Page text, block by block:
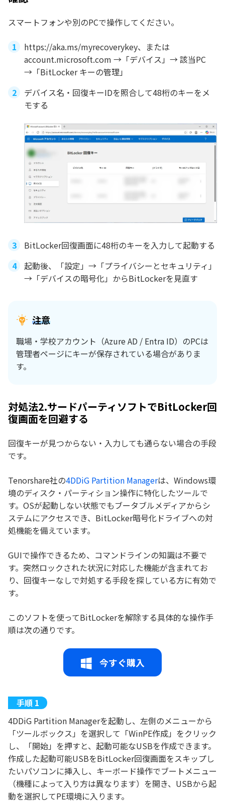
スマートフォンや別のPCで操作してください。
https://aka.ms/myrecoverykey、または
account.microsoft.com →「デバイス」→ 該当PC
→「BitLocker キーの管理」
デバイス名・回復キーIDを照合して48桁のキーをメ
モする
BitLocker回復画面に48桁のキーを入力して起動する
起動後、「設定」→「プライバシーとセキュリティ」
→「デバイスの暗号化」からBitLockerを見直す
注意
職場・学校アカウント（Azure AD / Entra ID）のPCは
管理者ページにキーが保存されている場合がありま
す。
対処法2.サードパーティソフトでBitLocker回
復画面を回避する
回復キーが見つからない・入力しても通らない場合の手段
です。
Tenorshare社の4DDiG Partition Managerは、Windows環
境のディスク・パーティション操作に特化したツールで
す。OSが起動しない状態でもブータブルメディアからシ
ステムにアクセスでき、BitLocker暗号化ドライブへの対
処機能を備えています。
GUIで操作できるため、コマンドラインの知識は不要で
す。突然ロックされた状況に対応した機能が含まれてお
り、回復キーなしで対処する手段を探している方に有効で
す。
このソフトを使ってBitLockerを解除する具体的な操作手
順は次の通りです。
今すぐ購入
4DDiG Partition Managerを起動し、左側のメニューから
「ツールボックス」を選択して「WinPE作成」をクリック
し、「開始」を押すと、起動可能なUSBを作成できます。
作成した起動可能USBをBitLocker回復画面をスキップし
たいパソコンに挿入し、キーボード操作でブートメニュー
（機種によって入り方は異なります）を開き、USBから起
動を選択してPE環境に入ります。